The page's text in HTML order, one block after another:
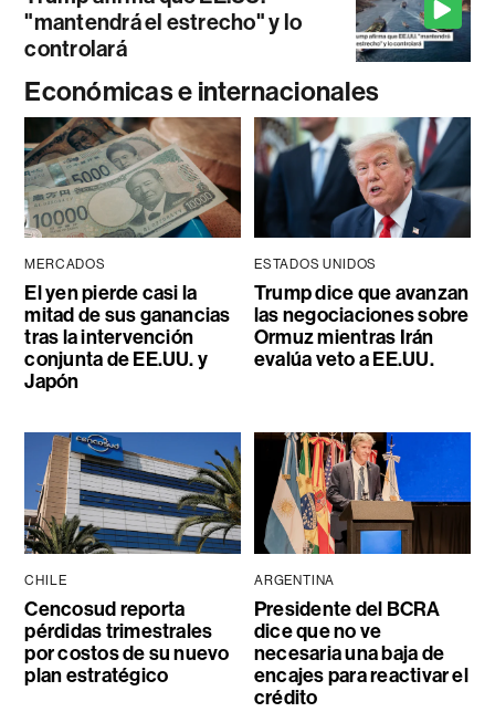
"mantendrá el estrecho" y lo
controlará
Económicas e internacionales
MERCADOS
El yen pierde casi la
mitad de sus ganancias
tras la intervención
conjunta de EE.UU. y
Japón
ESTADOS UNIDOS
Trump dice que avanzan
las negociaciones sobre
Ormuz mientras Irán
evalúa veto a EE.UU.
CHILE
Cencosud reporta
pérdidas trimestrales
por costos de su nuevo
plan estratégico
ARGENTINA
Presidente del BCRA
dice que no ve
necesaria una baja de
encajes para reactivar el
crédito